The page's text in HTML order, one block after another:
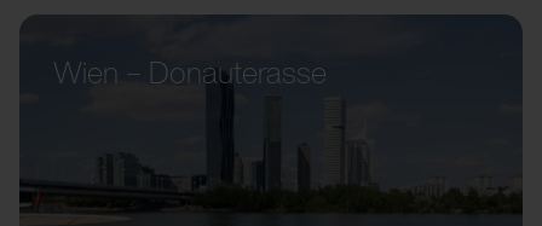
Wien – Donauterasse